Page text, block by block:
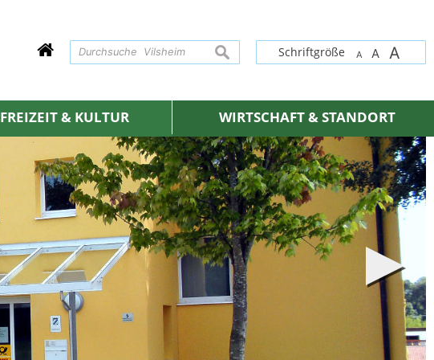
Schriftgröße A A A
suchen
FREIZEIT & KULTUR WIRTSCHAFT & STANDORT